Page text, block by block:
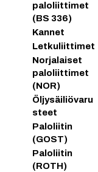
paloliittimet
(BS 336)
Kannet
Letkuliittimet
Norjalaiset
paloliittimet
(NOR)
Öljysäiliövaru
steet
Paloliitin
(GOST)
Paloliitin
(ROTH)